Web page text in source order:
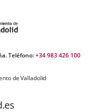
Teléfono:+34 983 426 100
de Valladolid